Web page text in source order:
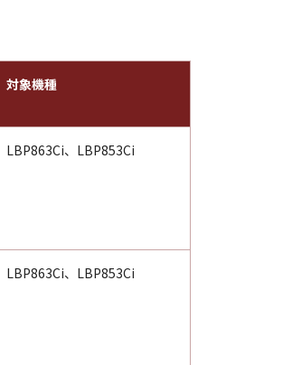
対象機種
LBP863Ci、LBP853Ci
LBP863Ci、LBP853Ci